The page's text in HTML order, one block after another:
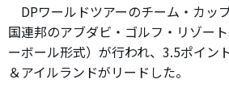
DPワールドツアーのチーム・カッ
国連邦のアブダビ・ゴルフ・リゾー
ーボール形式）が行われ、3.5ポイン
＆アイルランドがリードした。